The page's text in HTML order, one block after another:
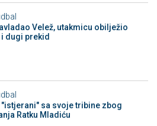
Velež, utakmicu obilježio
dugi prekid
"istjerani" sa svoje tribine zbog
Ratku Mladiću